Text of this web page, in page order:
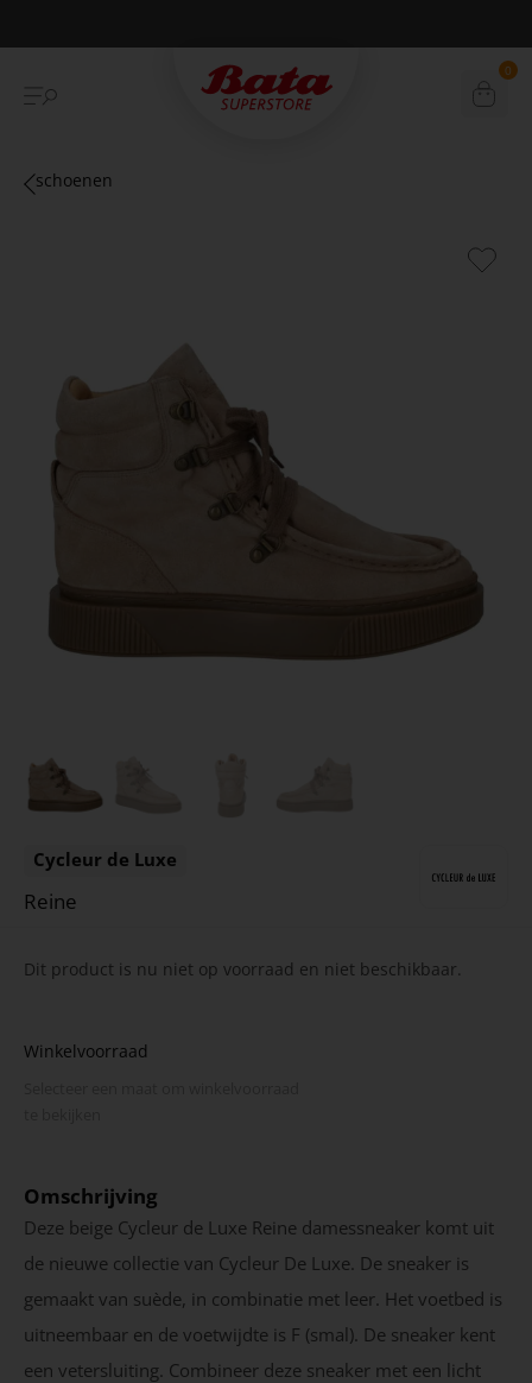
Duurzame verzending 0
schoenen
Cycleur de Luxe
Reine
Dit product is nu niet op voorraad en niet beschikbaar.
Winkelvoorraad
Omschrijving
Deze beige Cycleur de Luxe Reine damessneaker komt uit
de nieuwe collectie van Cycleur De Luxe. De sneaker is
gemaakt van suède, in combinatie met leer. Het voetbed is
uitneembaar en de voetwijdte is F (smal). De sneaker kent
een vetersluiting. Combineer deze sneaker met een licht